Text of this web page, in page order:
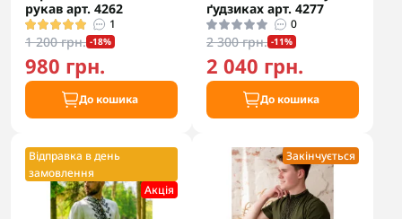
рукав арт. 4262
1
1 200 грн. -18%
980 грн.
До кошика
ґудзиках арт. 4277
0
2 300 грн. -11%
2 040 грн.
До кошика
Відправка в день
замовлення
Акцiя
Закінчується